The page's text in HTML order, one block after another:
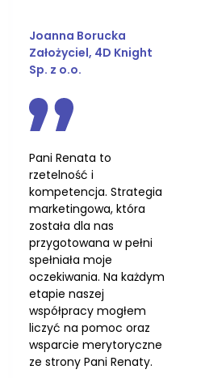
Joanna Borucka
Założyciel, 4D Knight
Sp. z o.o.
Pani Renata to
rzetelność i
kompetencja. Strategia
marketingowa, która
została dla nas
przygotowana w pełni
spełniała moje
oczekiwania. Na każdym
etapie naszej
współpracy mogłem
liczyć na pomoc oraz
wsparcie merytoryczne
ze strony Pani Renaty.